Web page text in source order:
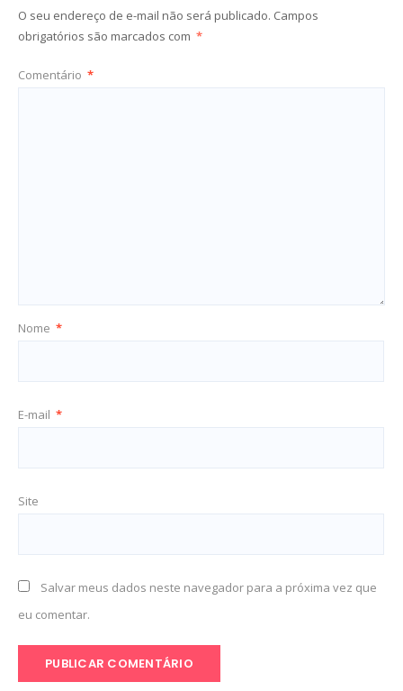
O seu endereço de e-mail não será publicado. Campos
obrigatórios são marcados com *
Comentário *
Nome *
E-mail *
Site
Salvar meus dados neste navegador para a próxima vez que
eu comentar.